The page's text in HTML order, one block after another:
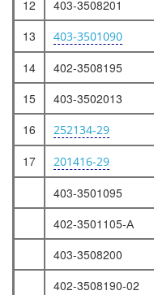
12
403-3508201
13
403-3501090
14
402-3508195
15
403-3502013
16
252134-29
17
201416-29
403-3501095
402-3501105-А
403-3508200
402-3508190-02